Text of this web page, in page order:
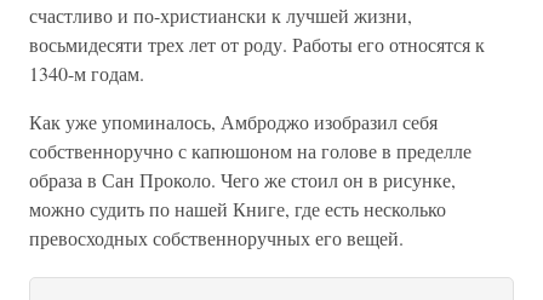
счастливо и по-христиански к лучшей жизни,
восьмидесяти трех лет от роду. Работы его относятся к
1340-м годам.
Как уже упоминалось, Амброджо изобразил себя
собственноручно с капюшоном на голове в пределле
образа в Сан Проколо. Чего же стоил он в рисунке,
можно судить по нашей Книге, где есть несколько
превосходных собственноручных его вещей.